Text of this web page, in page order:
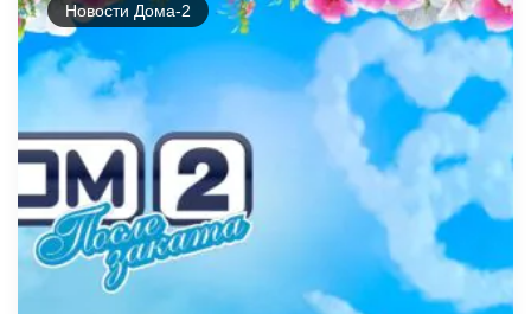
Новости Дома-2